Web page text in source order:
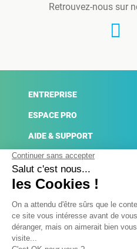
Retrouvez-nous sur
ENTREPRISE
ESPACE PRO
AIDE & SUPPORT
ACTUALITÉS
Mentions